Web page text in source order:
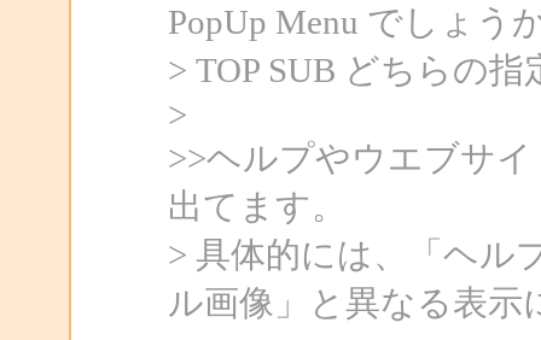
PopUp Menu でしょう
> TOP SUB どちらの
>
>>ヘルプやウエブサ
出てます。
> 具体的には、「ヘル
ル画像」と異なる表